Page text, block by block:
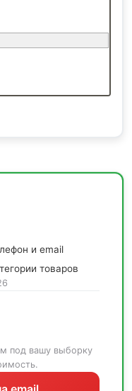
и email
товаров
под вашу выборку